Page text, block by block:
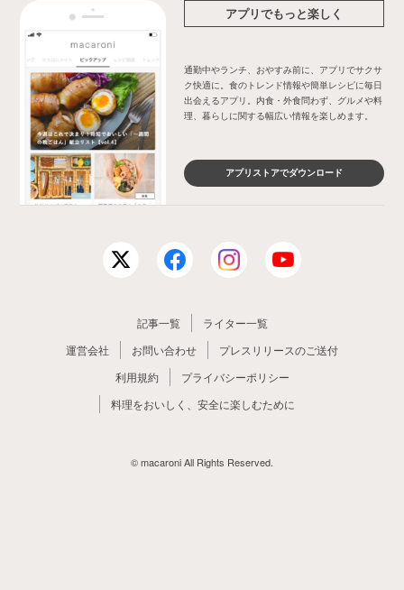
アプリでもっと楽しく
通勤中やランチ、おやすみ前に、アプリでサクサ
ク快適に。食のトレンド情報や簡単レシピに毎日
出会えるアプリ。内食・外食問わず、グルメや料
理、暮らしに関する幅広い情報を楽しめます。
アプリストアでダウンロード
記事一覧
ライター一覧
運営会社
お問い合わせ
プレスリリースのご送付
利用規約
プライバシーポリシー
料理をおいしく、安全に楽しむために
© macaroni All Rights Reserved.